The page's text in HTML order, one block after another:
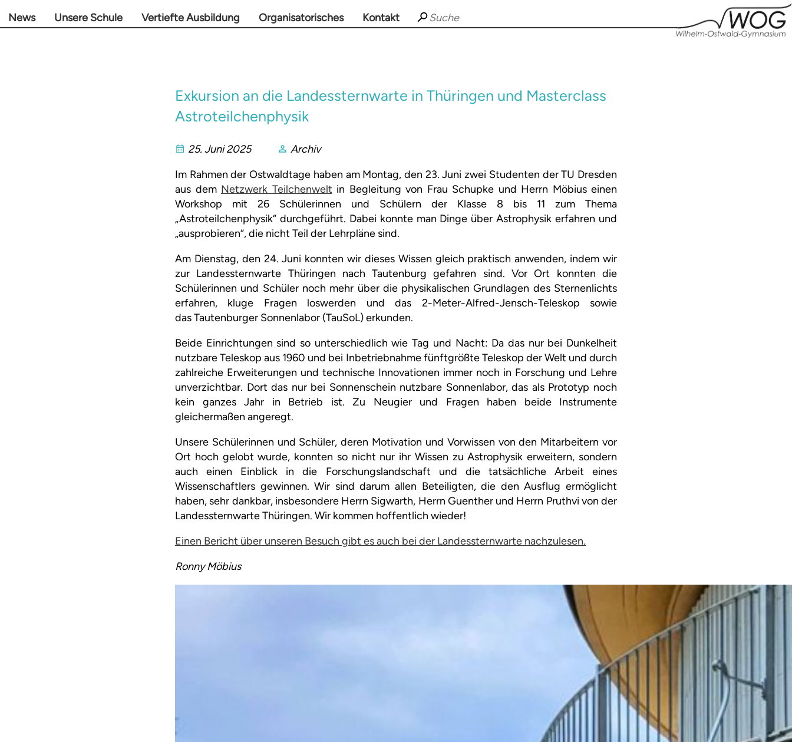
News Unsere Schule Vertiefte Ausbildung Organisatorisches Kontakt
Exkursion an die Landessternwarte in Thüringen und Masterclass
Astroteilchenphysik
25. Juni 2025
Archiv
Im Rahmen der Ostwaldtage haben am Montag, den 23. Juni zwei Studenten der TU Dresden
aus dem Netzwerk Teilchenwelt in Begleitung von Frau Schupke und Herrn Möbius einen
Workshop mit 26 Schülerinnen und Schülern der Klasse 8 bis 11 zum Thema
„Astroteilchenphysik“ durchgeführt. Dabei konnte man Dinge über Astrophysik erfahren und
„ausprobieren“, die nicht Teil der Lehrpläne sind.
Am Dienstag, den 24. Juni konnten wir dieses Wissen gleich praktisch anwenden, indem wir
zur Landessternwarte Thüringen nach Tautenburg gefahren sind. Vor Ort konnten die
Schülerinnen und Schüler noch mehr über die physikalischen Grundlagen des Sternenlichts
erfahren, kluge Fragen loswerden und das 2-Meter-Alfred-Jensch-Teleskop sowie
das Tautenburger Sonnenlabor (TauSoL) erkunden.
Beide Einrichtungen sind so unterschiedlich wie Tag und Nacht: Da das nur bei Dunkelheit
nutzbare Teleskop aus 1960 und bei Inbetriebnahme fünftgrößte Teleskop der Welt und durch
zahlreiche Erweiterungen und technische Innovationen immer noch in Forschung und Lehre
unverzichtbar. Dort das nur bei Sonnenschein nutzbare Sonnenlabor, das als Prototyp noch
kein ganzes Jahr in Betrieb ist. Zu Neugier und Fragen haben beide Instrumente
gleichermaßen angeregt.
Unsere Schülerinnen und Schüler, deren Motivation und Vorwissen von den Mitarbeitern vor
Ort hoch gelobt wurde, konnten so nicht nur ihr Wissen zu Astrophysik erweitern, sondern
auch einen Einblick in die Forschungslandschaft und die tatsächliche Arbeit eines
Wissenschaftlers gewinnen. Wir sind darum allen Beteiligten, die den Ausflug ermöglicht
haben, sehr dankbar, insbesondere Herrn Sigwarth, Herrn Guenther und Herrn Pruthvi von der
Landessternwarte Thüringen. Wir kommen hoffentlich wieder!
Einen Bericht über unseren Besuch gibt es auch bei der Landessternwarte nachzulesen.
Ronny Möbius